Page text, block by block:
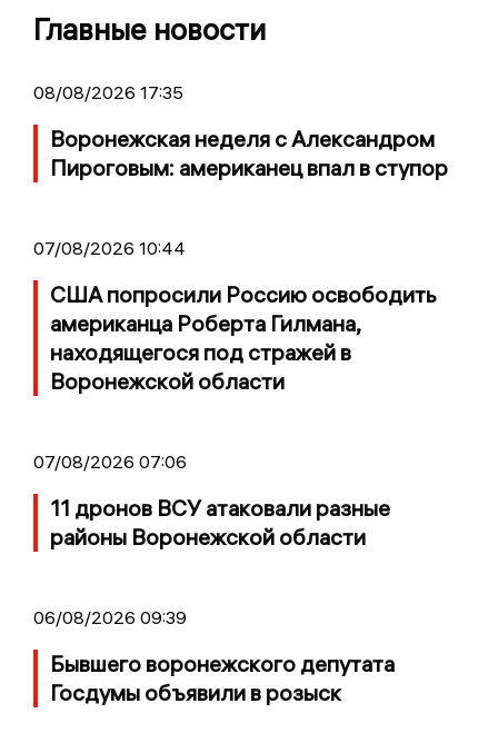
Главные новости
08/08/2026 17:35
Воронежская неделя с Александром
Пироговым: американец впал в ступор
07/08/2026 10:44
США попросили Россию освободить
американца Роберта Гилмана,
находящегося под стражей в
Воронежской области
07/08/2026 07:06
11 дронов ВСУ атаковали разные
районы Воронежской области
06/08/2026 09:39
Бывшего воронежского депутата
Госдумы объявили в розыск